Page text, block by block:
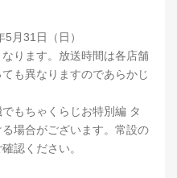
月31日（日）
ります。放送時間は各店舗
も異なりますのであらかじ
もちゃくらじお特別編 タ
場合がございます。常設の
認ください。